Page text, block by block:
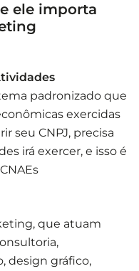
ele importa
padronizado que
exercidas
seu CNPJ, precisa
irá exercer, e isso é
que atuam
design gráfico,